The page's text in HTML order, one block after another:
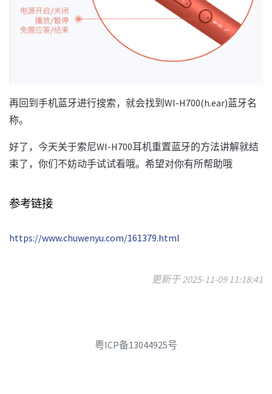
再回到手机蓝牙进行搜索，就会找到WI-H700(h.ear)蓝牙名
称。
好了，今天关于索尼WI-H700耳机重置蓝牙的方法讲解就结
束了，你们不妨动手试试看哦。希望对你有所帮助哦
参考链接
https://www.chuwenyu.com/161379.html
更新于 2025-11-09 11:18:41
粤ICP备13044925号